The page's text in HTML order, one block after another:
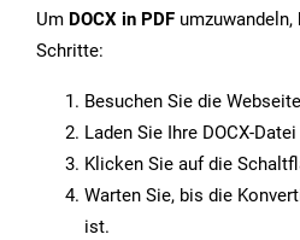
Um DOCX in PDF
Schritte:
Besuchen Sie die Webseite
Laden Sie Ihre DOCX-
Klicken Sie auf die
Warten Sie, bis die
ist.